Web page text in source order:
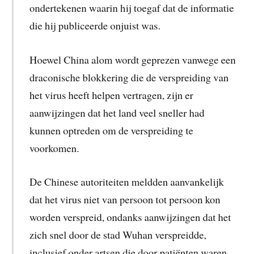
ondertekenen waarin hij toegaf dat de informatie
die hij publiceerde onjuist was.
Hoewel China alom wordt geprezen vanwege een
draconische blokkering die de verspreiding van
het virus heeft helpen vertragen, zijn er
aanwijzingen dat het land veel sneller had
kunnen optreden om de verspreiding te
voorkomen.
De Chinese autoriteiten meldden aanvankelijk
dat het virus niet van persoon tot persoon kon
worden verspreid, ondanks aanwijzingen dat het
zich snel door de stad Wuhan verspreidde,